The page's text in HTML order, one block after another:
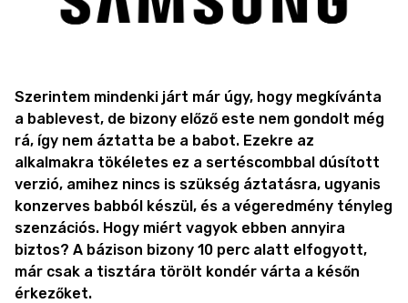
Szerintem mindenki járt már úgy, hogy megkívánta
a bablevest, de bizony előző este nem gondolt még
rá, így nem áztatta be a babot. Ezekre az
alkalmakra tökéletes ez a sertéscombbal dúsított
verzió, amihez nincs is szükség áztatásra, ugyanis
konzerves babból készül, és a végeredmény tényleg
szenzációs. Hogy miért vagyok ebben annyira
biztos? A bázison bizony 10 perc alatt elfogyott,
már csak a tisztára törölt kondér várta a későn
érkezőket.